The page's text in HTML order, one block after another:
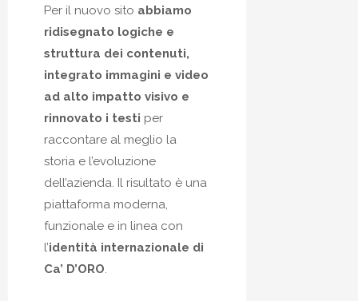
Per il nuovo sito abbiamo
ridisegnato logiche e
struttura dei contenuti,
integrato immagini e video
ad alto impatto visivo e
rinnovato i testi per
raccontare al meglio la
storia e l’evoluzione
dell’azienda. Il risultato è una
piattaforma moderna,
funzionale e in linea con
l’identità internazionale di
Ca’ D’ORO.